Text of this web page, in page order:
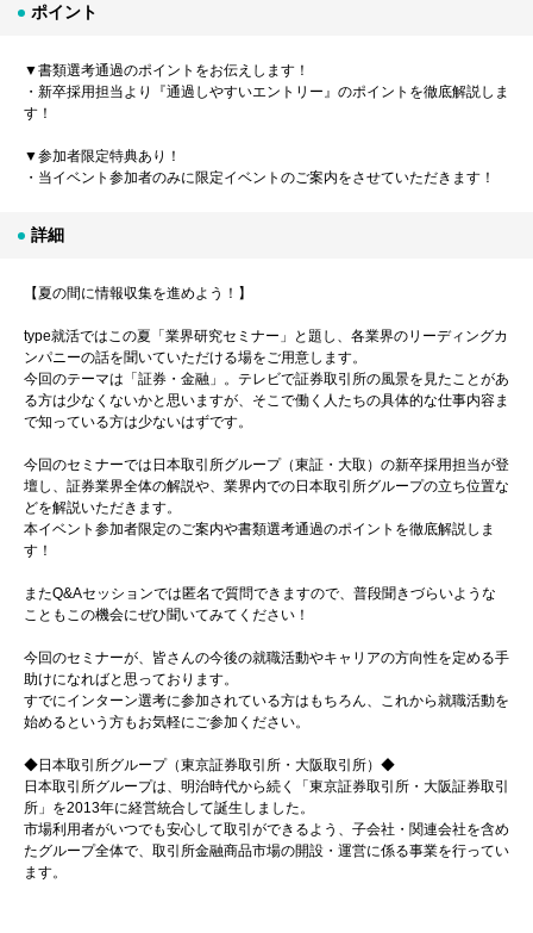
ポイント
▼書類選考通過のポイントをお伝えします！
・新卒採用担当より『通過しやすいエントリー』のポイントを徹底解説しま
す！
▼参加者限定特典あり！
・当イベント参加者のみに限定イベントのご案内をさせていただきます！
詳細
【夏の間に情報収集を進めよう！】
type就活ではこの夏「業界研究セミナー」と題し、各業界のリーディングカ
ンパニーの話を聞いていただける場をご用意します。
今回のテーマは「証券・金融」。テレビで証券取引所の風景を見たことがあ
る方は少なくないかと思いますが、そこで働く人たちの具体的な仕事内容ま
で知っている方は少ないはずです。
今回のセミナーでは日本取引所グループ（東証・大取）の新卒採用担当が登
壇し、証券業界全体の解説や、業界内での日本取引所グループの立ち位置な
どを解説いただきます。
本イベント参加者限定のご案内や書類選考通過のポイントを徹底解説しま
す！
またQ&Aセッションでは匿名で質問できますので、普段聞きづらいような
こともこの機会にぜひ聞いてみてください！
今回のセミナーが、皆さんの今後の就職活動やキャリアの方向性を定める手
助けになればと思っております。
すでにインターン選考に参加されている方はもちろん、これから就職活動を
始めるという方もお気軽にご参加ください。
◆日本取引所グループ（東京証券取引所・大阪取引所）◆
日本取引所グループは、明治時代から続く「東京証券取引所・大阪証券取引
所」を2013年に経営統合して誕生しました。
市場利用者がいつでも安心して取引ができるよう、子会社・関連会社を含め
たグループ全体で、取引所金融商品市場の開設・運営に係る事業を行ってい
ます。